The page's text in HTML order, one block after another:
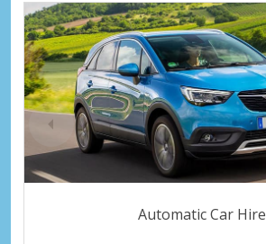
Automatic Car Hire